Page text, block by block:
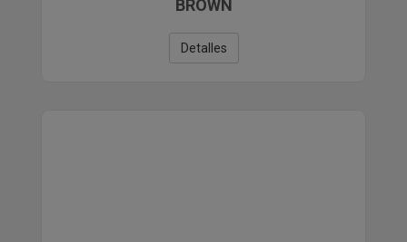
BROWN
Detalles